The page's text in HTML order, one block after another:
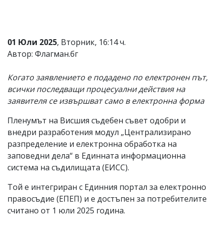
въвеждат
от
редакцията
не
носи
за
тях!
Ако
откриете
обиден
за
вас
моля
сигнализирайте
ни!
01 Юли 2025, Вторник, 16:14 ч.
Автор: Флагман.бг
Когато заявлението е подадено по електронен път,
всички последващи процесуални действия на
заявителя се извършват само в електронна форма
Пленумът на Висшия съдебен съвет одобри и
внедри разработения модул „Централизирано
разпределение и електронна обработка на
заповедни дела“ в Единната информационна
система на съдилищата (ЕИСС).
Той е интегриран с Единния портал за електронно
правосъдие (ЕПЕП) и е достъпен за потребителите
считано от 1 юли 2025 година.